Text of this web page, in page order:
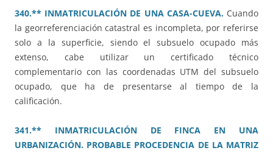
340.** INMATRICULACIÓN DE UNA CASA-CUEVA.Cuando
la georreferenciación catastral es incompleta, por referirse
solo a la superficie, siendo el subsuelo ocupado más
extenso, cabe utilizar un certificado técnico
complementario con las coordenadas UTM del subsuelo
ocupado, que ha de presentarse al tiempo de la
calificación.
341.** INMATRICULACIÓN DE FINCA EN UNA
URBANIZACIÓN. PROBABLE PROCEDENCIA DE LA MATRIZ